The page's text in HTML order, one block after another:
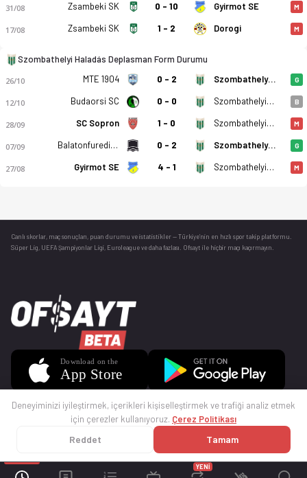
YENİ
31/08 Zsambeki SK 0 - 10 Gyirmot SE M
17/08 Zsambeki SK 1 - 2 Dorogi M
Szombathelyi Haladás Deplasman Form Durumu
26/10 MTE 1904 0 - 2 Szombathelyi Haladás G
12/10 Budaorsi SC 0 - 0 Szombathelyi Haladás B
28/09 SC Sopron 1 - 0 Szombathelyi Haladás M
07/09 Balatonfuredi FC 0 - 2 Szombathelyi Haladás G
27/08 Gyirmot SE 4 - 1 Szombathelyi Haladás M
Canlı skorlar , maç sonuçları, puan durumu ve istatistikler — Türkiye’nin en hızlı spor takip platformu.
Süper Lig, UEFA Şampiyonlar Ligi, Euroleague ve daha fazlası. Ofsayt ile hiçbir maçı kaçırmayın.
© 2025 Ofsayt
Deneyiminizi iyileştirmek, içerikleri kişiselleştirmek ve trafiği analiz etmek
için çerezler kullanıyoruz. Çerez Politikası
Reddet Tamam